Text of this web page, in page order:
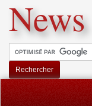
Rechercher